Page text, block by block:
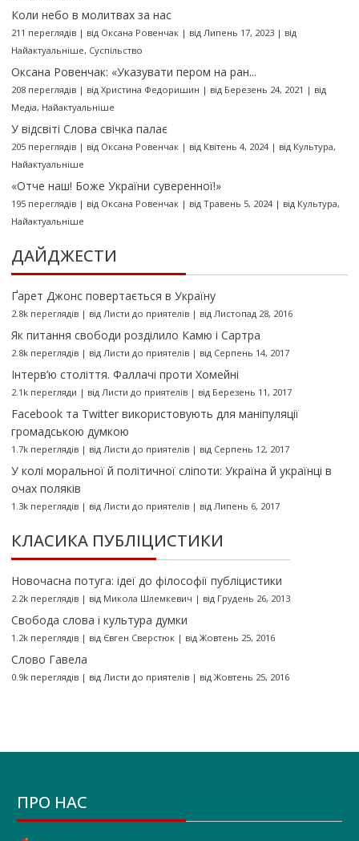
Коли небо в молитвах за нас
211 переглядів| від Оксана Ровенчак| від Липень 17, 2023| від
Найактуальніше, Суспільство
Оксана Ровенчак: «Указувати пером на ран...
208 переглядів| від Христина Федоришин | від Березень 24, 2021 | від
Медіа, Найактуальніше
У відсвіті Слова свічка палає
205 переглядів| від Оксана Ровенчак| від Квітень 4, 2024| від Культура,
Найактуальніше
«Отче наш! Боже України суверенної!»
195 переглядів| від Оксана Ровенчак| від Травень 5, 2024| від Культура,
Найактуальніше
ДАЙДЖЕСТИ
Ґарет Джонс повертається в Україну
2.8k переглядів| від Листи до приятелів| від Листопад 28, 2016
Як питання свободи розділило Камю і Сартра
2.8k переглядів| від Листи до приятелів| від Серпень 14, 2017
Інтерв’ю століття. Фаллачі проти Хомейні
2.1k перегляди | від Листи до приятелів| від Березень 11, 2017
Facebook та Twitter використовують для маніпуляції
громадською думкою
1.7k переглядів| від Листи до приятелів| від Серпень 12, 2017
У колі моральної й політичної сліпоти: Україна й українці в
очах поляків
1.3k переглядів| від Листи до приятелів| від Липень 6, 2017
КЛАСИКА ПУБЛІЦИСТИКИ
Новочасна потуга: ідеї до філософії публіцистики
2.2k переглядів| від Микола Шлемкевич | від Грудень 26, 2013
Свобода слова і культура думки
1.2k переглядів| від Євген Сверстюк| від Жовтень 25, 2016
Слово Гавела
0.9k переглядів| від Листи до приятелів| від Жовтень 25, 2016
ПРО НАС